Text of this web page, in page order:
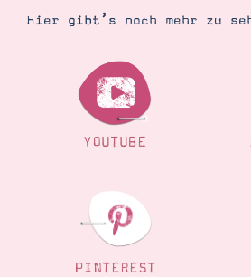
Hier gibt’s noch mehr zu
YOUTUBE
PINTEREST